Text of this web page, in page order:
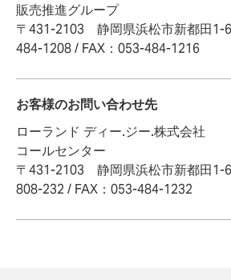
販売推進グループ
〒431-2103 静岡県浜松市新都田
484-1208 / FAX：053-484-1216
お客様のお問い合わせ先
ローランド ディー.ジー.株式会社
コールセンター
〒431-2103 静岡県浜松市新都田
808-232 / FAX：053-484-1232